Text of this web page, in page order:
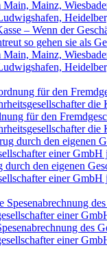
– Wenn der
so gehen sie als
Mainz,
für den
die
durch den eigenen
einer GmbH
des
einer